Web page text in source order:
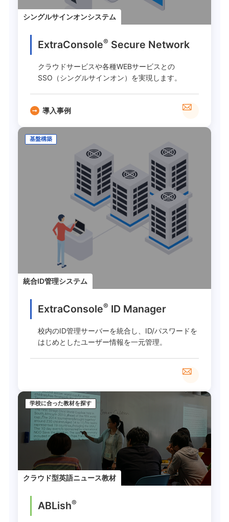
シングルサインオンシステム
ExtraConsole® Secure Network
クラウドサービスや各種WEBサービスとの
SSO（シングルサインオン）を実現します。
導入事例
基盤構築
統合ID管理システム
ExtraConsole® ID Manager
校内のID管理サーバーを統合し、ID/パスワードを
はじめとしたユーザー情報を一元管理。
学校に合った教材を探す
クラウド型英語ニュース教材
ABLish®